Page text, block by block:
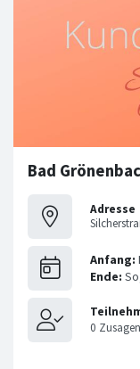
Adresse